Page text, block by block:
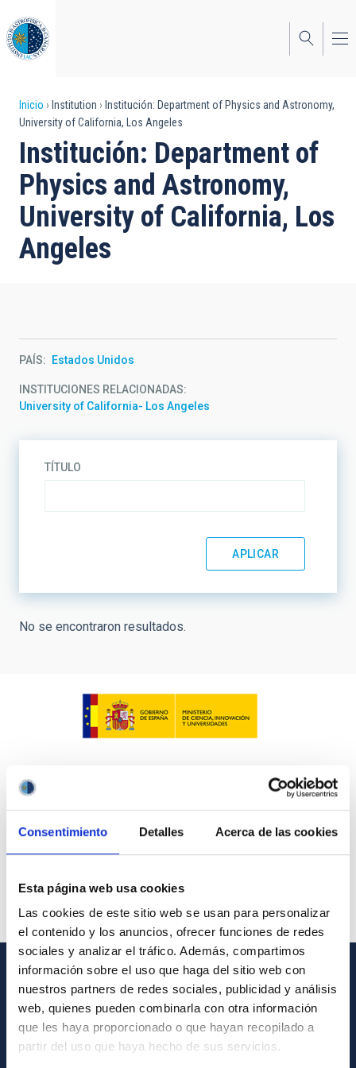
Consentimiento Detalles Acerca de las cookies
Esta página web usa cookies
Las cookies de este sitio web se usan para personalizar
el contenido y los anuncios, ofrecer funciones de redes
sociales y analizar el tráfico. Además, compartimos
información sobre el uso que haga del sitio web con
nuestros partners de redes sociales, publicidad y análisis
web, quienes pueden combinarla con otra información
que les haya proporcionado o que hayan recopilado a
partir del uso que haya hecho de sus servicios.
al
contenido
principal
Sobrescribir
enlaces
de
ayuda
a
la
Inicio Institution
Institución: Department of Physics and Astronomy,
University of California, Los Angeles
Institución: Department of
Physics and Astronomy,
University of California, Los
Angeles
PAÍS Estados Unidos
INSTITUCIONES RELACIONADAS
University of California- Los Angeles
TÍTULO
No se encontraron resultados.
INFORMACIÓN GENERAL
Contacto
Cómo llegar al IAC